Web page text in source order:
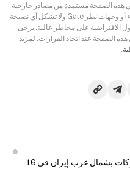
هذه الصفحة مستمدة من مصادر خارجية
وهي للمرجعية فقط. لا تمثل هذه المعلومات آراء أو وجهات نظر Gate ولا تشكل أي نصيحة
الافتراضية على مخاطر عالية. يرجى
الصفحة عند اتخاذ القرارات. لمزيد
.
اندلاع حريق في مصنع لزيت المحركات بشمال غرب إيران في 16